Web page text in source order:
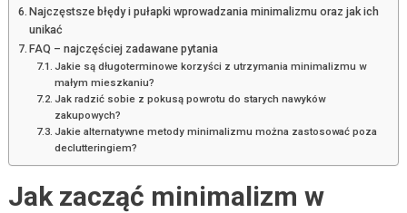
Najczęstsze błędy i pułapki wprowadzania minimalizmu oraz jak ich
unikać
FAQ – najczęściej zadawane pytania
Jakie są długoterminowe korzyści z utrzymania minimalizmu w
małym mieszkaniu?
Jak radzić sobie z pokusą powrotu do starych nawyków
zakupowych?
Jakie alternatywne metody minimalizmu można zastosować poza
declutteringiem?
Jak zacząć minimalizm w